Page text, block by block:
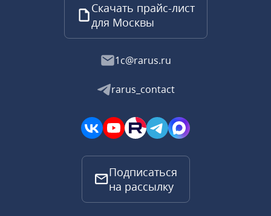
Скачать прайс-лист
для Москвы
1c@rarus.ru
rarus_contact
Подписаться
на рассылку